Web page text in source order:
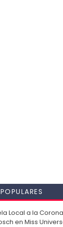
POPULARES
Local a la
en Miss